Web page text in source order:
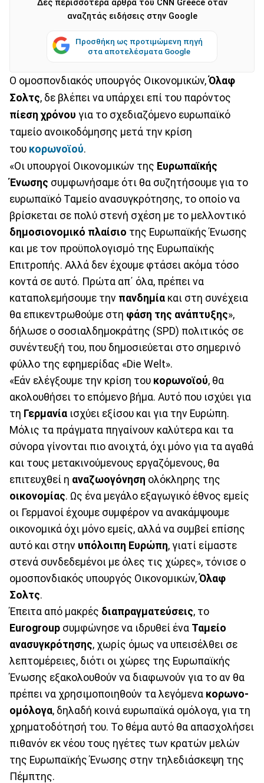
Δες περισσότερα άρθρα του CNN Greece όταν
αναζητάς ειδήσεις στην Google
Προσθήκη ως προτιμώμενη πηγή
στα αποτελέσματα Google
Ο ομοσπονδιακός υπουργός Οικονομικών,Όλαφ
Σολτς, δε βλέπει να υπάρχει επί του παρόντος
πίεση χρόνου για το σχεδιαζόμενο ευρωπαϊκό
ταμείο ανοικοδόμησης μετά την κρίση
του κορωνοϊού.
«Οι υπουργοί Οικονομικών της Ευρωπαϊκής
Ένωσης συμφωνήσαμε ότι θα συζητήσουμε για το
ευρωπαϊκό Ταμείο ανασυγκρότησης, το οποίο να
βρίσκεται σε πολύ στενή σχέση με το μελλοντικό
δημοσιονομικό πλαίσιο της Ευρωπαϊκής Ένωσης
και με τον προϋπολογισμό της Ευρωπαϊκής
Επιτροπής. Αλλά δεν έχουμε φτάσει ακόμα τόσο
κοντά σε αυτό. Πρώτα απ΄ όλα, πρέπει να
καταπολεμήσουμε την πανδημία και στη συνέχεια
θα επικεντρωθούμε στη φάση της ανάπτυξης»,
δήλωσε ο σοσιαλδημοκράτης (SPD) πολιτικός σε
συνέντευξή του, που δημοσιεύεται στο σημερινό
φύλλο της εφημερίδας «Die Welt».
«Εάν ελέγξουμε την κρίση του κορωνοϊού, θα
ακολουθήσει το επόμενο βήμα. Αυτό που ισχύει για
τη Γερμανία ισχύει εξίσου και για την Ευρώπη.
Μόλις τα πράγματα πηγαίνουν καλύτερα και τα
σύνορα γίνονται πιο ανοιχτά, όχι μόνο για τα αγαθά
και τους μετακινούμενους εργαζόμενους, θα
επιτευχθεί η αναζωογόνηση ολόκληρης της
οικονομίας. Ως ένα μεγάλο εξαγωγικό έθνος εμείς
οι Γερμανοί έχουμε συμφέρον να ανακάμψουμε
οικονομικά όχι μόνο εμείς, αλλά να συμβεί επίσης
αυτό και στην υπόλοιπη Ευρώπη, γιατί είμαστε
στενά συνδεδεμένοι με όλες τις χώρες», τόνισε ο
ομοσπονδιακός υπουργός Οικονομικών,Όλαφ
Σολτς.
Έπειτα από μακρές διαπραγματεύσεις, το
Eurogroup συμφώνησε να ιδρυθεί ένα Ταμείο
ανασυγκρότησης, χωρίς όμως να υπεισέλθει σε
λεπτομέρειες, διότι οι χώρες της Ευρωπαϊκής
Ένωσης εξακολουθούν να διαφωνούν για το αν θα
πρέπει να χρησιμοποιηθούν τα λεγόμενα κορωνο-
ομόλογα, δηλαδή κοινά ευρωπαϊκά ομόλογα, για τη
χρηματοδότησή του. Το θέμα αυτό θα απασχολήσει
πιθανόν εκ νέου τους ηγέτες των κρατών μελών
της Ευρωπαϊκής Ένωσης στην τηλεδιάσκεψη της
Πέμπτης.